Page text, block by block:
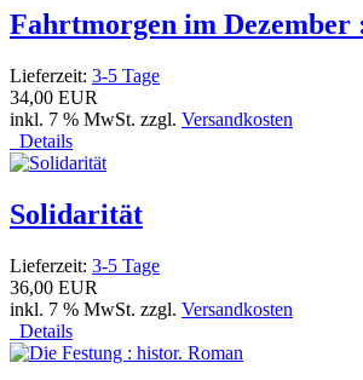
Fahrtmorgen im Dezember
Lieferzeit: 3-5 Tage
34,00 EUR
inkl. 7 % MwSt. zzgl. Versandkosten
Details
Solidarität
Lieferzeit: 3-5 Tage
36,00 EUR
inkl. 7 % MwSt. zzgl. Versandkosten
Details